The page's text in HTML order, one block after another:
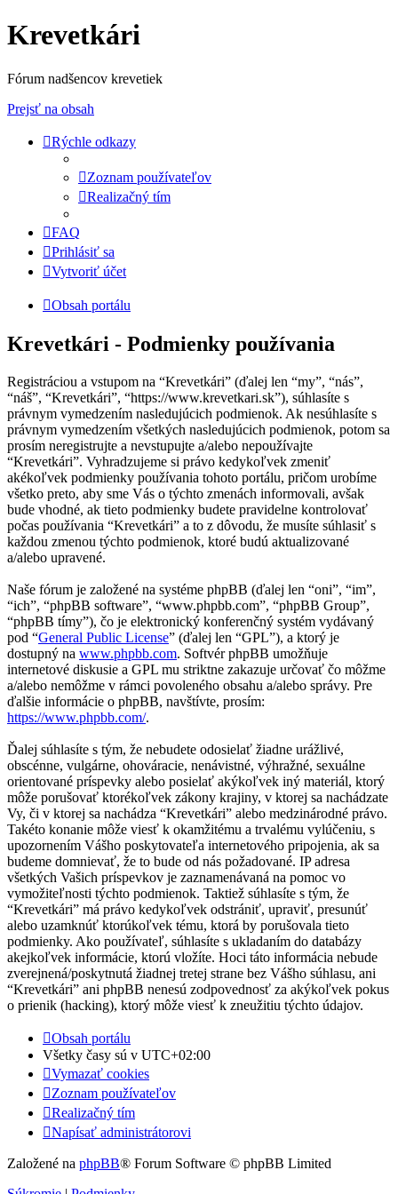
Krevetkári
Fórum nadšencov krevetiek
Prejsť na obsah
Rýchle odkazy
Zoznam používateľov
Realizačný tím
FAQ
Prihlásiť sa
Vytvoriť účet
Obsah portálu
Krevetkári - Podmienky používania
Registráciou a vstupom na “Krevetkári” (ďalej len “my”, “nás”,
“náš”, “Krevetkári”, “https://www.krevetkari.sk”), súhlasíte s
právnym vymedzením nasledujúcich podmienok. Ak nesúhlasíte s
právnym vymedzením všetkých nasledujúcich podmienok, potom sa
prosím neregistrujte a nevstupujte a/alebo nepoužívajte
“Krevetkári”. Vyhradzujeme si právo kedykoľvek zmeniť
akékoľvek podmienky používania tohoto portálu, pričom urobíme
všetko preto, aby sme Vás o týchto zmenách informovali, avšak
bude vhodné, ak tieto podmienky budete pravidelne kontrolovať
počas používania “Krevetkári” a to z dôvodu, že musíte súhlasiť s
každou zmenou týchto podmienok, ktoré budú aktualizované
a/alebo upravené.
Naše fórum je založené na systéme phpBB (ďalej len “oni”, “im”,
“ich”, “phpBB software”, “www.phpbb.com”, “phpBB Group”,
“phpBB tímy”), čo je elektronický konferenčný systém vydávaný
pod “General Public License” (ďalej len “GPL”), a ktorý je
dostupný na www.phpbb.com. Softvér phpBB umožňuje
internetové diskusie a GPL mu striktne zakazuje určovať čo môžme
a/alebo nemôžme v rámci povoleného obsahu a/alebo správy. Pre
ďalšie informácie o phpBB, navštívte, prosím:
https://www.phpbb.com/.
Ďalej súhlasíte s tým, že nebudete odosielať žiadne urážlivé,
obscénne, vulgárne, ohováracie, nenávistné, výhražné, sexuálne
orientované príspevky alebo posielať akýkoľvek iný materiál, ktorý
môže porušovať ktorékoľvek zákony krajiny, v ktorej sa nachádzate
Vy, či v ktorej sa nachádza “Krevetkári” alebo medzinárodné právo.
Takéto konanie môže viesť k okamžitému a trvalému vylúčeniu, s
upozornením Vášho poskytovateľa internetového pripojenia, ak sa
budeme domnievať, že to bude od nás požadované. IP adresa
všetkých Vašich príspevkov je zaznamenávaná na pomoc vo
vymožiteľnosti týchto podmienok. Taktiež súhlasíte s tým, že
“Krevetkári” má právo kedykoľvek odstrániť, upraviť, presunúť
alebo uzamknúť ktorúkoľvek tému, ktorá by porušovala tieto
podmienky. Ako používateľ, súhlasíte s ukladaním do databázy
akejkoľvek informácie, ktorú vložíte. Hoci táto informácia nebude
zverejnená/poskytnutá žiadnej tretej strane bez Vášho súhlasu, ani
“Krevetkári” ani phpBB nenesú zodpovednosť za akýkoľvek pokus
o prienik (hacking), ktorý môže viesť k zneužitiu týchto údajov.
Obsah portálu
Všetky časy sú v UTC+02:00
Vymazať cookies
Zoznam používateľov
Realizačný tím
Napísať administrátorovi
Založené na phpBB® Forum Software © phpBB Limited